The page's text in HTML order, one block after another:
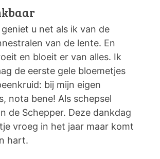
u net als ik van de
van de lente. En
en bloeit er van alles. Ik
de eerste gele bloemetjes
bij mijn eigen
nota bene! Als schepsel
de Schepper. Deze dankdag
vroeg in het jaar maar komt
hart.